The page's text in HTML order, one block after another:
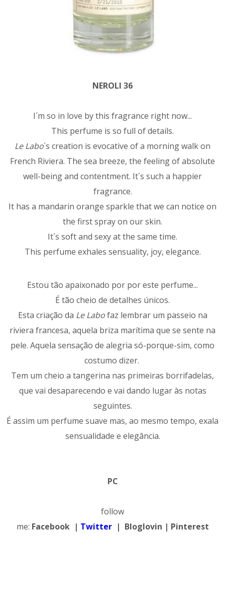
NEROLI 36
I´m so in love by this fragrance right now...
This perfume is so full of details.
Le Labo´s creation is evocative of a morning walk on
French Riviera. The sea breeze, the feeling of absolute
well-being and contentment. It´s such a happier
fragrance.
It has a mandarin orange sparkle that we can notice on
the first spray on our skin.
It´s soft and sexy at the same time.
This perfume exhales sensuality, joy, elegance.
Estou tão apaixonado por por este perfume...
É tão cheio de detalhes únicos.
Esta criação da Le Labofaz lembrar um passeio na
riviera francesa, aquela briza marítima que se sente na
pele. Aquela sensação de alegria só-porque-sim, como
costumo dizer.
Tem um cheio a tangerina nas primeiras borrifadelas,
que vai desaparecendo e vai dando lugar às notas
seguintes.
É assim um perfume suave mas, ao mesmo tempo, exala
sensualidade e elegância.
PC
follow
me: Facebook | Twitter | Bloglovin | Pinterest